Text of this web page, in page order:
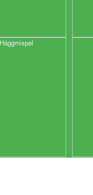
Häggmispel